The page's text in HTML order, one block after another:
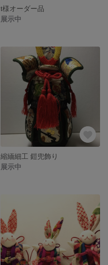
t様オーダー品
展示中
縮緬細工 鎧兜飾り
展示中